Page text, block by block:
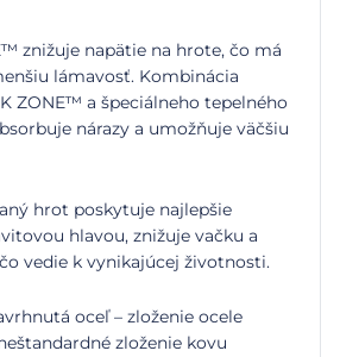
znižuje napätie na hrote, čo má
lámavosť. Kombinácia
ZONE™ a špeciálneho tepelného
nárazy a umožňuje väčšiu
hrot poskytuje najlepšie
hlavou, znižuje vačku a
vedie k vynikajúcej životnosti.
oceľ – zloženie ocele
zloženie kovu